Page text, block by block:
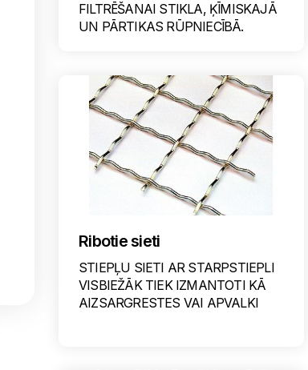
FILTRĒŠANAI STIKLA, ĶĪMISKAJĀ
UN PĀRTIKAS RŪPNIECĪBĀ.
Ribotie sieti
STIEPĻU SIETI AR STARPSTIEPLI
VISBIEŽĀK TIEK IZMANTOTI KĀ
AIZSARGRESTES VAI APVALKI